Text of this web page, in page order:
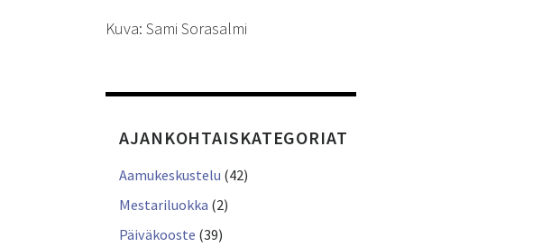
Kuva: Sami Sorasalmi
AJANKOHTAISKATEGORIAT
Aamukeskustelu (42)
Mestariluokka (2)
Päiväkooste (39)